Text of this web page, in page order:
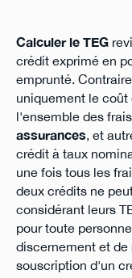
Calculer le TEG
crédit exprimé en
emprunté.
uniquement le coût
l'ensemble des
assurances, et
crédit à taux
une fois tous les
deux crédits ne
considérant leurs
pour toute
discernement et de
souscription d'un